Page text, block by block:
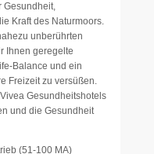
Gesundheit,
Kraft des Naturmoors.
unberührten
Ihnen geregelte
Balance und ein
Freizeit zu versüßen.
Gesundheitshotels
und die Gesundheit
(51-100 MA)